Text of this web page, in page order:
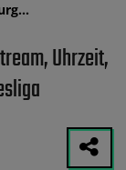
Uhrzeit,